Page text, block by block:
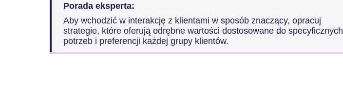
Porada eksperta:
Aby wchodzić w interakcję z klientami w sposób znaczący, opracuj
strategie, które oferują odrębne wartości dostosowane do specyficznych
potrzeb i preferencji każdej grupy klientów.